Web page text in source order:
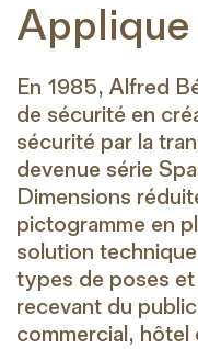
Applique
En 1985, Alfred
de sécurité en
sécurité par la
devenue série
Dimensions
pictogramme en
solution
types de poses
recevant du
commercial, hôtel